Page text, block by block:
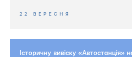
22 ВЕРЕСНЯ
Історичну вивіску «Автостанція»